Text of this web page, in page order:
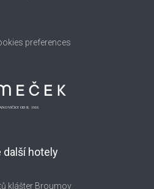
preferences
další hotely
klášter Broumov